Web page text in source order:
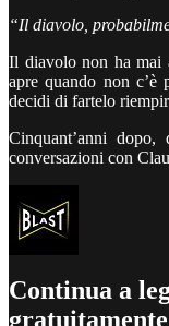
“Il diavolo,
Il diavolo non ha mai
apre quando non
decidi di fartelo
Cinquant’anni
conversazioni con
Continua a